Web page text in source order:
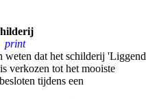
print
weten dat het schilderij 'Liggend
verkozen tot het mooiste
tijdens een